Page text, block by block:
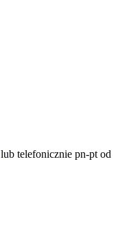
lub telefonicznie pn-pt od